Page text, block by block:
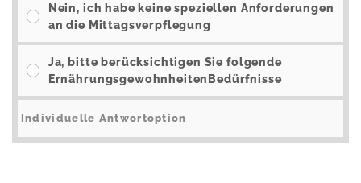
Nein, ich habe keine speziellen Anforderungen
an die Mittagsverpflegung
Ja, bitte berücksichtigen Sie folgende
ErnährungsgewohnheitenBedürfnisse